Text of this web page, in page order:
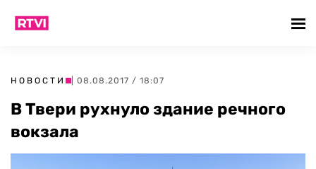
НОВОСТИ | 08.08.2017 / 18:07
В Твери рухнуло здание речного
вокзала